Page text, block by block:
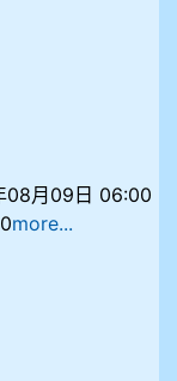
08月09日 06:00
more...